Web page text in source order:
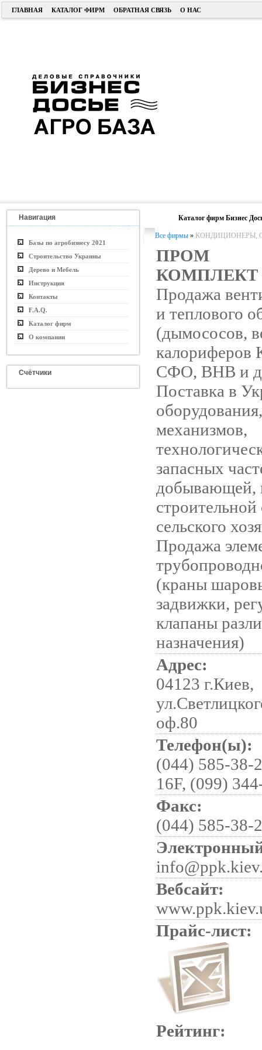
ГЛАВНАЯ КАТАЛОГ ФИРМ ОБРАТНАЯ СВЯЗЬ О НАС
Навигация
Базы по агробизнесу 2021
Строительство Украины
Дерево и Мебель
Инструкция
Контакты
F.A.Q.
Каталог фирм
О компании
Счётчики
Каталог фирм Бизнес
Все фирмы » КОНДИЦИОНЕРЫ,
ПРОМ
Продажа
и теплового
(дымососов,
СФО, ВНВ и
Поставка в
механизмов,
запасных
добывающей,
строительной
сельского
Продажа
(краны
задвижки,
клапаны
назначения)
Адрес:
04123 г.Киев,
оф.80
Телефон(ы):
(044) 585-38-
16F, (099)
Факс:
(044) 585-38-
Вебсайт:
Прайс-лист:
Рейтинг: